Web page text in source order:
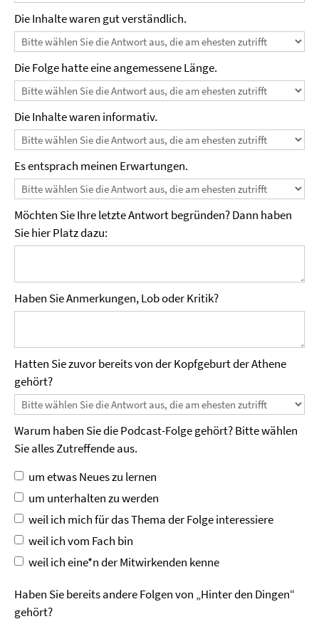
Die Inhalte waren gut verständlich.
Die Folge hatte eine angemessene Länge.
Die Inhalte waren informativ.
Es entsprach meinen Erwartungen.
Möchten Sie Ihre letzte Antwort begründen? Dann haben
Sie hier Platz dazu:
Haben Sie Anmerkungen, Lob oder Kritik?
Hatten Sie zuvor bereits von der Kopfgeburt der Athene
gehört?
Warum haben Sie die Podcast-Folge gehört? Bitte wählen
Sie alles Zutreffende aus.
um etwas Neues zu lernen
um unterhalten zu werden
weil ich mich für das Thema der Folge interessiere
weil ich vom Fach bin
weil ich eine*n der Mitwirkenden kenne
Haben Sie bereits andere Folgen von „Hinter den Dingen“
gehört?